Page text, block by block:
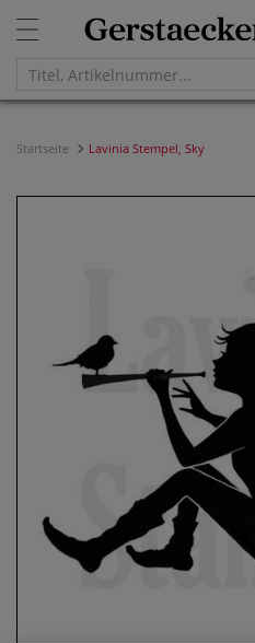
Startseite Lavinia Stempel, Sky